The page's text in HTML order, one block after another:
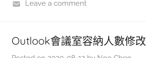
Leave a comment
Outlook會議室容納人數修改